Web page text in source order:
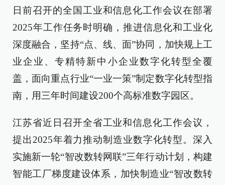
日前召开的全国工业和信息化工作会议在部署
2025年工作任务时明确，推进信息化和工业化
深度融合，坚持“点、线、面”协同，加快规上工
业企业、专精特新中小企业数字化转型全覆
盖，面向重点行业“一业一策”制定数字化转型指
南，用三年时间建设200个高标准数字园区。
江苏省近日召开全省工业和信息化工作会议，
提出2025年着力推动制造业数字化转型。深入
实施新一轮“智改数转网联”三年行动计划，构建
智能工厂梯度建设体系，加快制造业“智改数转